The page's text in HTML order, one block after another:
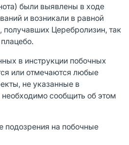
были выявлены в ходе
и возникали в равной
получавших Церебролизин, так
в инструкции побочных
или отмечаются любые
не указанные в
необходимо cообщить об этом
подозрения на побочные